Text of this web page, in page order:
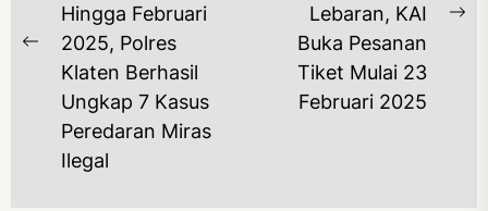
Previous
post:
Hingga Februari
2025, Polres
Klaten Berhasil
Ungkap 7 Kasus
Peredaran Miras
Ilegal
Lebaran, KAI
Buka Pesanan
Tiket Mulai 23
Februari 2025